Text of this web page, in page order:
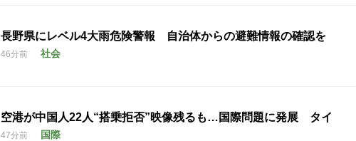
長野県にレベル4大雨危険警報 自治体からの避難情報の確認を
46分前 社会
空港が中国人22人“搭乗拒否”映像残るも…国際問題に発展 タイ
47分前 国際